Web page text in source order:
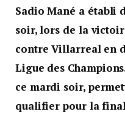
Sadio Mané a établi
soir, lors de la
contre Villarreal en
Ligue des
ce mardi soir,
qualifier pour la